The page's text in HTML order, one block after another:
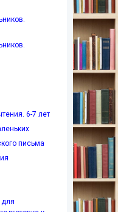
6-7 лет
письма
для